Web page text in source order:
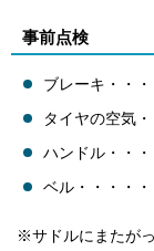
事前点検
ブレーキ・・
タイヤの空気
ハンドル・・
ベル・・・・
※サドルにまたが